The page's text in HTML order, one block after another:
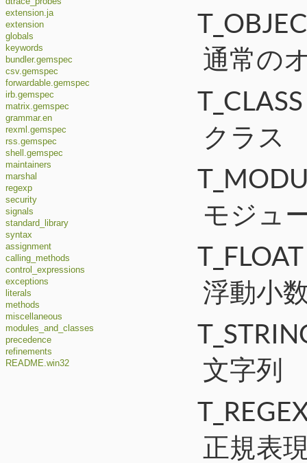
extension.ja
extension
globals
keywords
bundler.gemspec
csv.gemspec
forwardable.gemspec
irb.gemspec
matrix.gemspec
grammar.en
rexml.gemspec
rss.gemspec
shell.gemspec
maintainers
marshal
regexp
security
signals
standard_library
syntax
assignment
calling_methods
control_expressions
exceptions
literals
methods
miscellaneous
modules_and_classes
precedence
refinements
README.win32
通常の
T_CLASS
クラス
モジュ
T_FLOAT
浮動小
文字列
正規表